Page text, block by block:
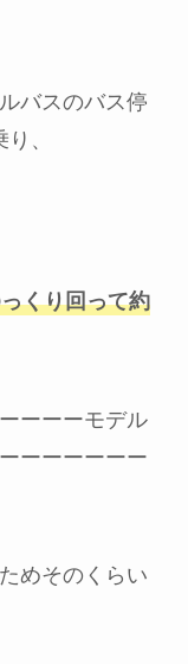
バスのバス停
、
くり回って約
ーーーモデル
ーーーーーー
めそのくらい